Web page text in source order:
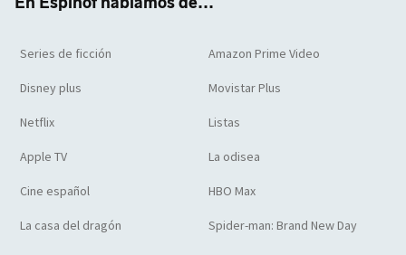
Series de ficción Amazon Prime Video
Disney plus Movistar Plus
Netflix Listas
Apple TV La odisea
Cine español HBO Max
La casa del dragón Spider-man: Brand New Day